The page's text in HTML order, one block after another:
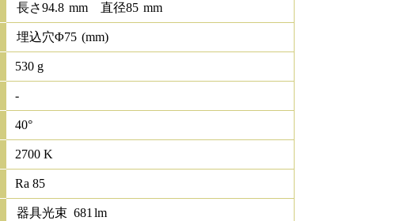
長さ94.8 mm 直径85 mm
埋込穴Φ75 (mm)
530 g
-
40°
2700 K
Ra 85
器具光束 681 lm